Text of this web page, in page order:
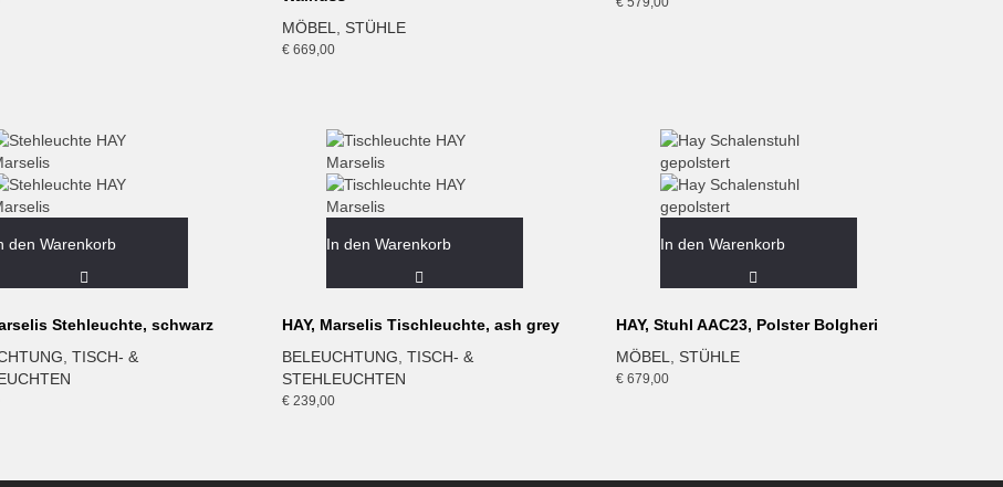
MÖBEL
STÜHLE
€669,00
den Warenkorb
Stehleuchte, schwarz
,TISCH- &
In den Warenkorb
HAY, Marselis Tischleuchte, ash grey
BELEUCHTUNG TISCH- &
STEHLEUCHTEN
€239,00
In den Warenkorb
HAY, Stuhl AAC23, Polster Bolgheri
MÖBEL
STÜHLE
€ 679,00